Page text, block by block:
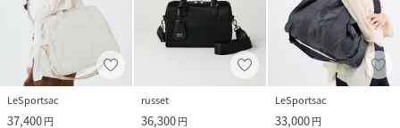
LeSportsac
37,400円
russet
36,300円
LeSportsac
33,000円